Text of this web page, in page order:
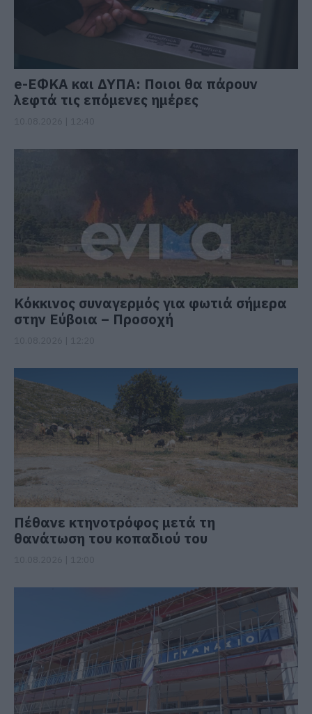
e-ΕΦΚΑ και ΔΥΠΑ: Ποιοι θα πάρουν
λεφτά τις επόμενες ημέρες
Κόκκινος συναγερμός για φωτιά σήμερα
στην Εύβοια – Προσοχή
Πέθανε κτηνοτρόφος μετά τη
θανάτωση του κοπαδιού του